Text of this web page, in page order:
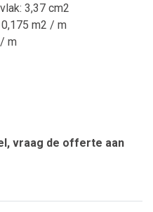
3,37 cm2
m2 / m
m
vraag de offerte aan